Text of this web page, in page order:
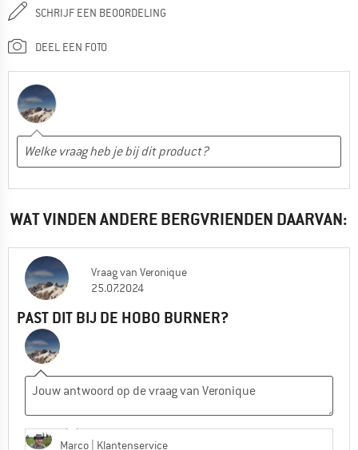
SCHRIJF EEN BEOORDELING
DEEL EEN FOTO
WAT VINDEN ANDERE BERGVRIENDEN DAARVAN:
Vraagvan Veronique
25.07.2024
PAST DIT BIJ DE HOBO BURNER?
Marco | Klantenservice